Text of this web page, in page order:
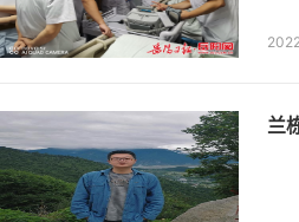
兰